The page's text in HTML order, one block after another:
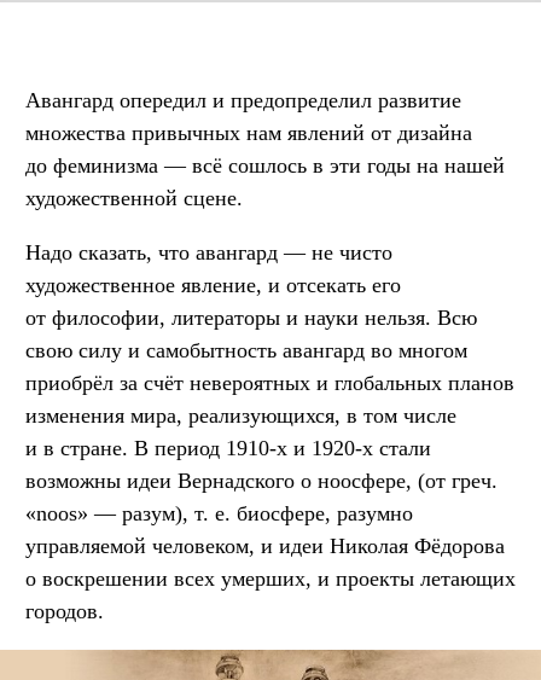
Авангард опередил и предопределил развитие
множества привычных нам явлений от дизайна
до феминизма — всё сошлось в эти годы на нашей
художественной сцене.
Надо сказать, что авангард — не чисто
художественное явление, и отсекать его
от философии, литераторы и науки нельзя. Всю
свою силу и самобытность авангард во многом
приобрёл за счёт невероятных и глобальных планов
изменения мира, реализующихся, в том числе
и в стране. В период 1910-х и 1920-х стали
возможны идеи Вернадского о ноосфере, (от греч.
«noos» — разум), т. е. биосфере, разумно
управляемой человеком, и идеи Николая Фёдорова
о воскрешении всех умерших, и проекты летающих
городов.